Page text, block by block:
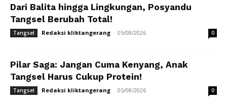
Dari Balita hingga Lingkungan, Posyandu
Tangsel Berubah Total!
Tangsel Redaksi kliktangerang - 05/08/2026 0
Pilar Saga: Jangan Cuma Kenyang, Anak
Tangsel Harus Cukup Protein!
Tangsel Redaksi kliktangerang - 05/08/2026 0